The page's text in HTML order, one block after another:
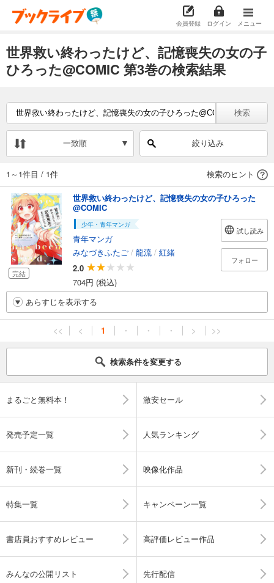
会員登録 ログイン メニュー
世界救い終わったけど、記憶喪失の女の子
ひろった@COMIC 第3巻の検索結果
検索
一致順 絞り込み
1～1件目 / 1件 検索のヒント
完結
世界救い終わったけど、記憶喪失の女の子ひろった
@COMIC
少年・青年マンガ
青年マンガ
みなづきふたご / 龍流 / 紅緒
2.0
704円 (税込)
試し読み
フォロー
あらすじを表示する
<< < 1 ・ ・ ・ > >>
検索条件を変更する
まるごと無料本！ 激安セール
発売予定一覧 人気ランキング
新刊・続巻一覧 映像化作品
特集一覧 キャンペーン一覧
書店員おすすめレビュー 高評価レビュー作品
みんなの公開リスト 先行配信